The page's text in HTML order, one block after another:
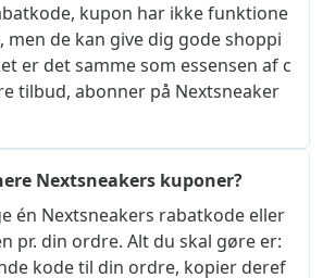
kupon har ikke funktione
men de kan give dig gode shoppi
er det samme som essensen af ​​c
tilbud, abonner på Nextsneaker
Nextsneakers kuponer?
én Nextsneakers rabatkode eller
pr. din ordre. Alt du skal gøre er:
kode til din ordre, kopier deref